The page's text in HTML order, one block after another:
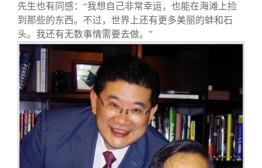
先生也有同感：“我想自己非常幸运，也能在海滩上捡
到那些的东西。不过，世界上还有更多美丽的蚌和石
头。我还有无数事情需要去做。”